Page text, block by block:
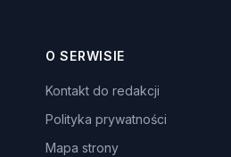
O SERWISIE
Kontakt do redakcji
Polityka prywatności
Mapa strony